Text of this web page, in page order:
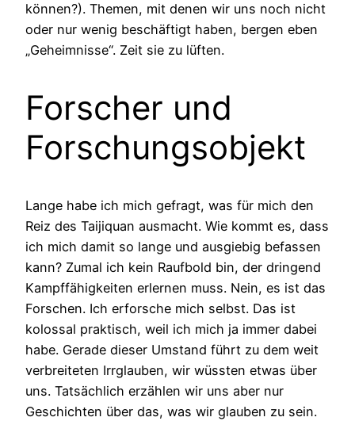
können?). Themen, mit denen wir uns noch nicht
oder nur wenig beschäftigt haben, bergen eben
„Geheimnisse“. Zeit sie zu lüften.
Forscher und
Forschungsobjekt
Lange habe ich mich gefragt, was für mich den
Reiz des Taijiquan ausmacht. Wie kommt es, dass
ich mich damit so lange und ausgiebig befassen
kann? Zumal ich kein Raufbold bin, der dringend
Kampffähigkeiten erlernen muss. Nein, es ist das
Forschen. Ich erforsche mich selbst. Das ist
kolossal praktisch, weil ich mich ja immer dabei
habe. Gerade dieser Umstand führt zu dem weit
verbreiteten Irrglauben, wir wüssten etwas über
uns. Tatsächlich erzählen wir uns aber nur
Geschichten über das, was wir glauben zu sein.